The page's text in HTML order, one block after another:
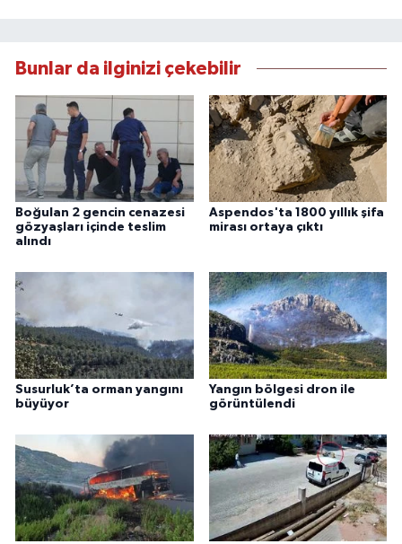
Bunlar da ilginizi çekebilir
Boğulan 2 gencin cenazesi
gözyaşları içinde teslim
alındı
Aspendos'ta 1800 yıllık şifa
mirası ortaya çıktı
Susurluk’ta orman yangını
büyüyor
Yangın bölgesi dron ile
görüntülendi